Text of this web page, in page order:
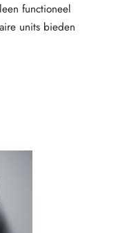
functioneel
units bieden